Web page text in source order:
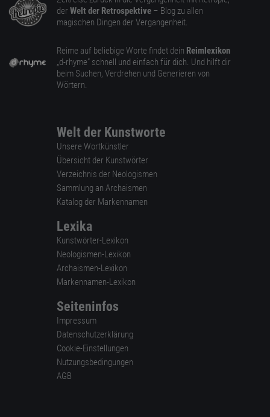
der Welt der Retrospektive – Blog zu allen
magischen Dingen der Vergangenheit.
Reime auf beliebige Worte findet dein Reimlexikon
„d-rhyme” schnell und einfach für dich. Und hilft dir
beim Suchen, Verdrehen und Generieren von
Wörtern.
Welt der Kunstworte
Unsere Wortkünstler
Übersicht der Kunstwörter
Verzeichnis der Neologismen
Sammlung an Archaismen
Katalog der Markennamen
Lexika
Kunstwörter-Lexikon
Neologismen-Lexikon
Archaismen-Lexikon
Markennamen-Lexikon
Seiteninfos
Impressum
Datenschutzerklärung
Cookie-Einstellungen
Nutzungsbedingungen
AGB